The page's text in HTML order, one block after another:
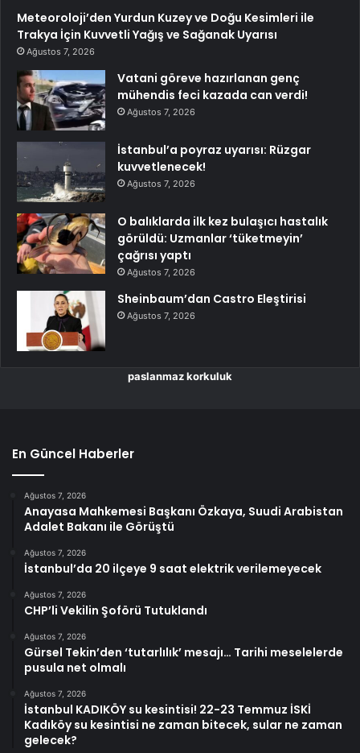
Meteoroloji’den Yurdun Kuzey ve Doğu Kesimleri ile
Trakya İçin Kuvvetli Yağış ve Sağanak Uyarısı
Ağustos 7, 2026
Vatani göreve hazırlanan genç
mühendis feci kazada can verdi!
Ağustos 7, 2026
İstanbul’a poyraz uyarısı: Rüzgar
kuvvetlenecek!
Ağustos 7, 2026
O balıklarda ilk kez bulaşıcı hastalık
görüldü: Uzmanlar ‘tüketmeyin’
çağrısı yaptı
Ağustos 7, 2026
Sheinbaum’dan Castro Eleştirisi
Ağustos 7, 2026
paslanmaz korkuluk
En Güncel Haberler
Ağustos 7, 2026
Anayasa Mahkemesi Başkanı Özkaya, Suudi Arabistan
Adalet Bakanı ile Görüştü
Ağustos 7, 2026
İstanbul’da 20 ilçeye 9 saat elektrik verilemeyecek
Ağustos 7, 2026
CHP’li Vekilin Şoförü Tutuklandı
Ağustos 7, 2026
Gürsel Tekin’den ‘tutarlılık’ mesajı… Tarihi meselelerde
pusula net olmalı
Ağustos 7, 2026
İstanbul KADIKÖY su kesintisi! 22-23 Temmuz İSKİ
Kadıköy su kesintisi ne zaman bitecek, sular ne zaman
gelecek?